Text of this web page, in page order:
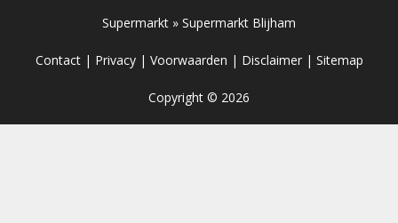
Supermarkt » Supermarkt Blijham
Contact| Privacy| Voorwaarden | Disclaimer| Sitemap
Copyright © 2026